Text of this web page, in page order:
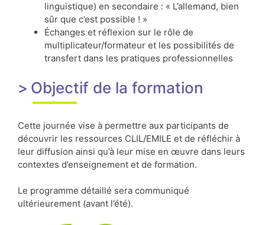
linguistique) en secondaire : « L’allemand, bien
sûr que c’est possible ! »
Échanges et réflexion sur le rôle de
multiplicateur/formateur et les possibilités de
transfert dans les pratiques professionnelles
Objectif de la formation
Cette journée vise à permettre aux participants de
découvrir les ressources CLIL/EMILE et de réfléchir à
leur diffusion ainsi qu’à leur mise en œuvre dans leurs
contextes d’enseignement et de formation.
Le programme détaillé sera communiqué
ultérieurement (avant l’été).